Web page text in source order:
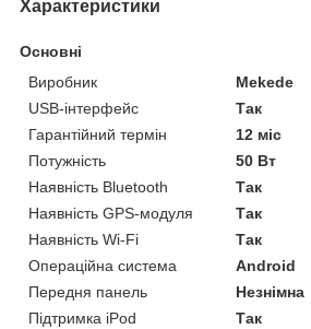
Характеристики
Основні
Виробник
Mekede
USB-інтерфейс
Так
Гарантійний термін
12 міс
Потужність
50 Вт
Наявність Bluetooth
Так
Наявність GPS-модуля
Так
Наявність Wi-Fi
Так
Операційна система
Android
Передня панель
Незнімна
Підтримка iPod
Так